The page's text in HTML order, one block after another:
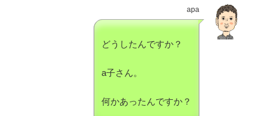
apa
どうしたんですか？
a子さん。
何かあったんですか？